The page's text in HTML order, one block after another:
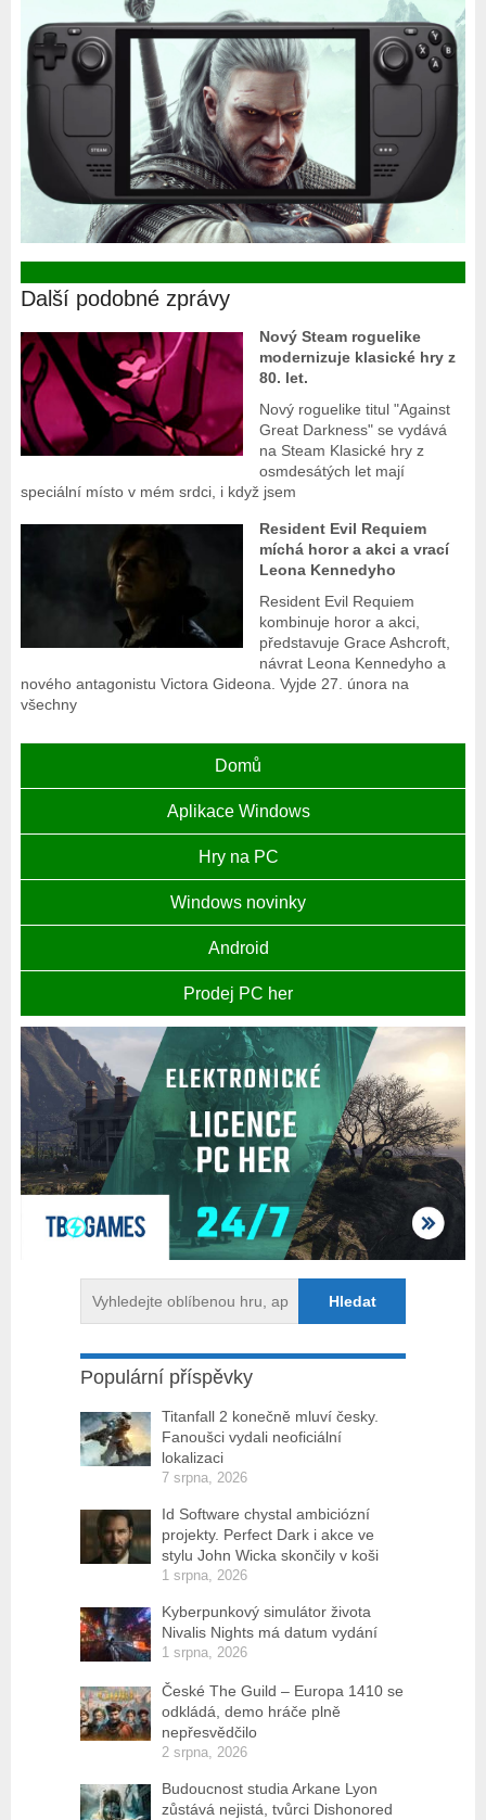
Další podobné zprávy
Nový Steam roguelike
modernizuje klasické hry z
80. let.
Nový roguelike titul "Against
Great Darkness" se vydává
na Steam Klasické hry z
osmdesátých let mají
speciální místo v mém srdci, i když jsem
Resident Evil Requiem
míchá horor a akci a vrací
Leona Kennedyho
Resident Evil Requiem
kombinuje horor a akci,
představuje Grace Ashcroft,
návrat Leona Kennedyho a
nového antagonistu Victora Gideona. Vyjde 27. února na
všechny
Domů
Aplikace Windows
Hry na PC
Windows novinky
Android
Prodej PC her
Populární příspěvky
Titanfall 2 konečně mluví česky.
Fanoušci vydali neoficiální
lokalizaci
7 srpna, 2026
Id Software chystal ambiciózní
projekty. Perfect Dark i akce ve
stylu John Wicka skončily v koši
1 srpna, 2026
Kyberpunkový simulátor života
Nivalis Nights má datum vydání
1 srpna, 2026
České The Guild – Europa 1410 se
odkládá, demo hráče plně
nepřesvědčilo
2 srpna, 2026
Budoucnost studia Arkane Lyon
zůstává nejistá, tvůrci Dishonored